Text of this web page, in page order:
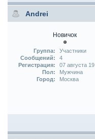
Andrei
Новичок
Группа:
Участники
Сообщений:
4
Регистрация:
07 августа 19
Пол:
Мужчина
Город:
Москва